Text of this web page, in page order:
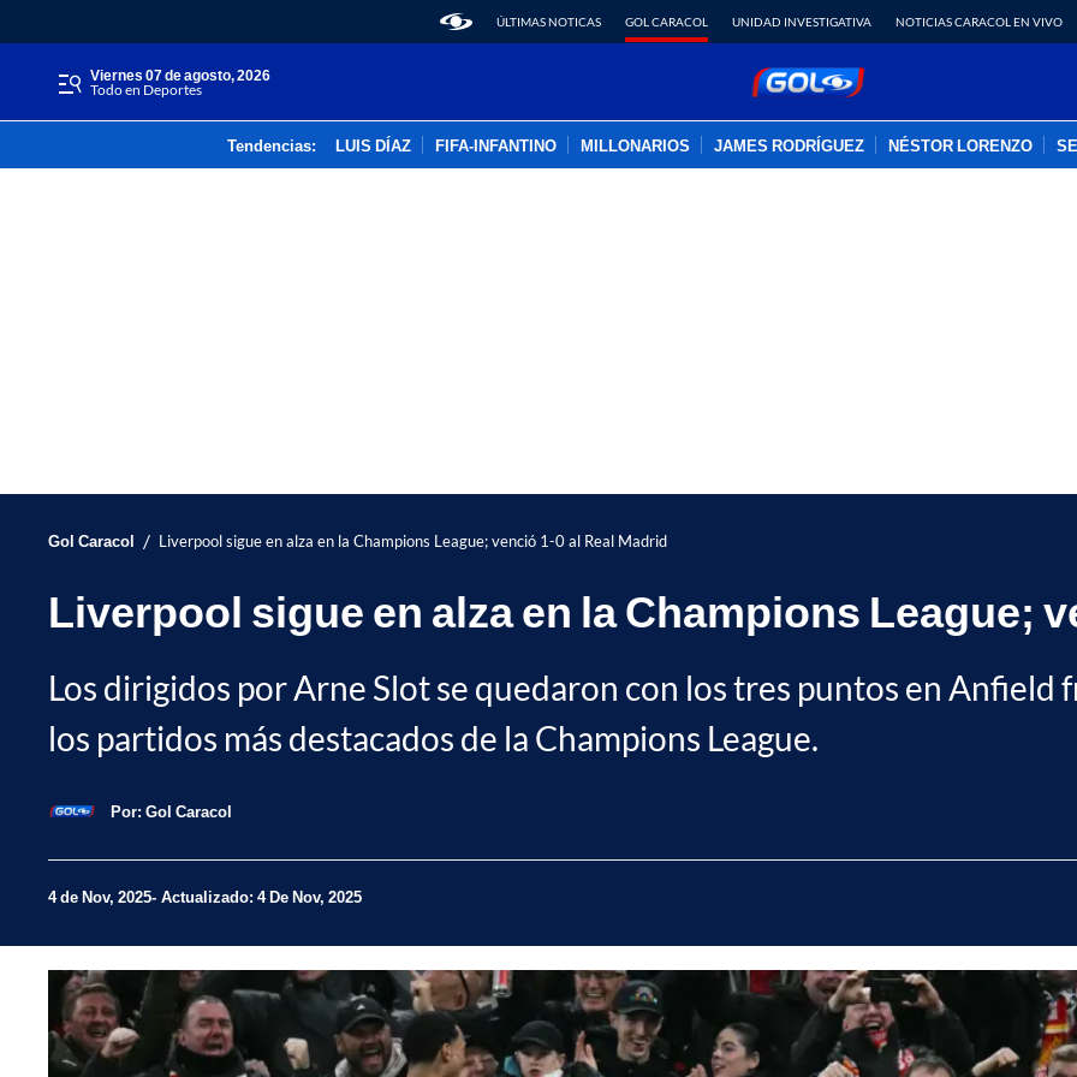
ÚLTIMAS NOTICAS GOL CARACOL UNIDAD INVESTIGATIVA NOTICIAS CARACOL EN VIVO
viernes 07 de agosto, 2026
Todo en Deportes
Tendencias: LUIS DÍAZ FIFA-INFANTINO MILLONARIOS JAMES RODRÍGUEZ NÉSTOR LORENZO
Gol Caracol / Liverpool sigue en alza en la Champions League; venció 1-0 al Real Madrid
Liverpool sigue en alza en la Champions League;
Los dirigidos por Arne Slot se quedaron con los tres puntos en Anfield
los partidos más destacados de la Champions League.
Por: Gol Caracol
4 de Nov, 2025 Actualizado: 4 De Nov, 2025